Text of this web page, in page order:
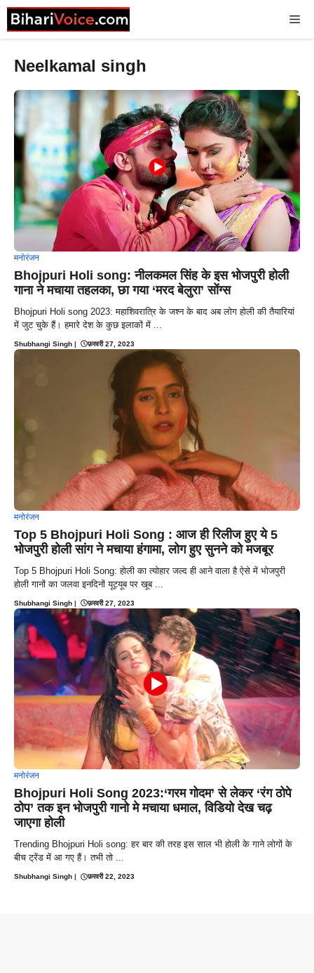
Skip
to
content
Neelkamal singh
मनोरंजन
Bhojpuri Holi song: नीलकमल सिंह के इस भोजपुरी होली
गाना ने मचाया तहलका, छा गया ‘मरद बेलुरा’ सोंग्स
Bhojpuri Holi song 2023: महाशिवरात्रि के जश्न के बाद अब लोग होली की तैयारियां
में जुट चुके हैं। हमारे देश के कुछ इलाकों में ...
Shubhangi Singh | फ़रवरी 27, 2023
मनोरंजन
Top 5 Bhojpuri Holi Song : आज ही रिलीज हुए ये 5
भोजपुरी होली सांग ने मचाया हंगामा, लोग हुए सुनने को मजबूर
Top 5 Bhojpuri Holi Song: होली का त्योहार जल्द ही आने वाला है ऐसे में भोजपुरी
होली गानों का जलवा इनदिनों यूट्यूब पर खूब ...
Shubhangi Singh | फ़रवरी 27, 2023
मनोरंजन
Bhojpuri Holi Song 2023:‘गरम गोदम’ से लेकर ‘रंग ठोपे
ठोप’ तक इन भोजपुरी गानो मे मचाया धमाल, विडियो देख चढ़
जाएगा होली
Trending Bhojpuri Holi song: हर बार की तरह इस साल भी होली के गाने लोगों के
बीच ट्रेंड में आ गए हैं। तभी तो ...
Shubhangi Singh | फ़रवरी 22, 2023